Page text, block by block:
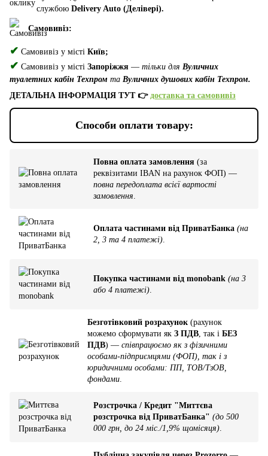
службою Delivery Auto (Делівері).
Самовивіз:
✔ Самовивіз у місті Київ;
✔ Самовивіз у місті Запоріжжя — тільки для Вуличних
туалетних кабін Техпром та Вуличних душових кабін Техпром.
ДЕТАЛЬНА ІНФОРМАЦІЯ ТУТ 👉 доставка та самовивіз
Способи оплати товару:
Повна оплата замовлення (за
реквізитами IBAN на рахунок ФОП) —
повна передоплата всієї вартості
замовлення
Оплата частинами від ПриватБанка (на
2, 3 та 4 платежі)
Покупка частинами від monobank (на 3
або 4 платежі)
Безготівковий розрахунок (рахунок
можемо сформувати як З ПДВ , так і БЕЗ
ПДВ) — співпрацюємо як з фізичними
особами-підприємцями (ФОП), так і з
юридичними особами: ПП, ТОВ/ТзОВ,
фондами
Розстрочка / Кредит "Миттєва
розстрочка від ПриватБанка" (до 500
000 грн, до 24 міс./1,9% щомісяця).